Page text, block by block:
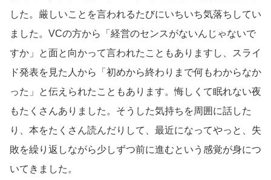
した。厳しいことを言われるたびにいちいち気落ちしてい
ました。VCの方から「経営のセンスがないんじゃないで
すか」と面と向かって言われたこともありますし、スライ
ド発表を見た人から「初めから終わりまで何もわからなか
った」と伝えられたこともあります。悔しくて眠れない夜
もたくさんありました。そうした気持ちを周囲に話した
り、本をたくさん読んだりして、最近になってやっと、失
敗を繰り返しながら少しずつ前に進むという感覚が身につ
いてきました。